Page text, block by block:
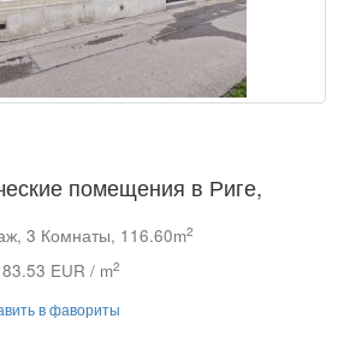
помещения в Риге,
3 Комнаты, 116.60m2
EUR / m2
в фавориты